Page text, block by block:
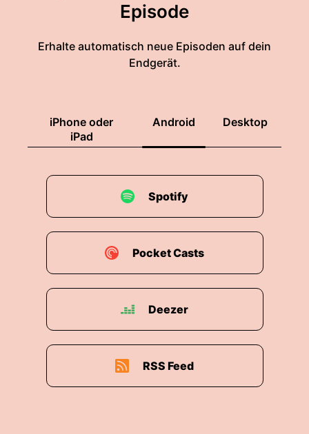
Episode
Erhalte automatisch neue Episoden auf dein
Endgerät.
iPhone oder
iPad
Android Desktop
Spotify
Pocket Casts
Deezer
RSS Feed